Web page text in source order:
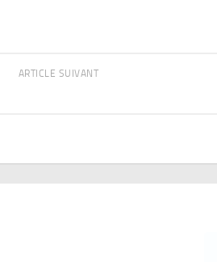
ARTICLE SUIVANT